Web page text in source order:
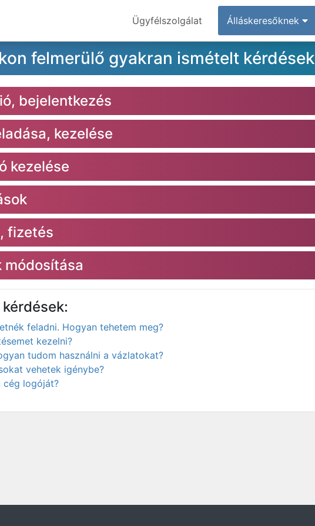
Ügyfélszolgálat Álláskeresőknek
felmerülő gyakran ismételt kérdések
bejelentkezés
kezelése
kezelése
fizetés
módosítása
feladni. Hogyan tehetem meg?
kezelni?
tudom használni a vázlatokat?
vehetek igénybe?
cég logóját?